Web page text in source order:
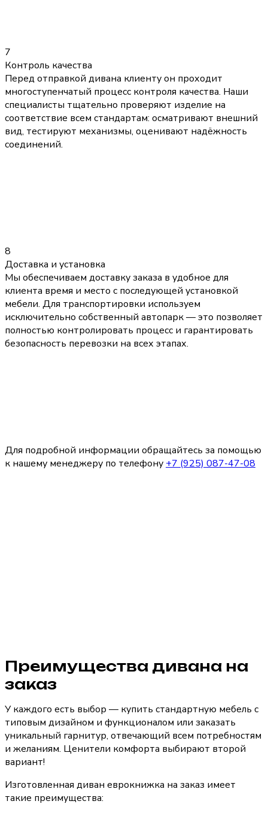
7
Контроль качества
Перед отправкой дивана клиенту он проходит
многоступенчатый процесс контроля качества. Наши
специалисты тщательно проверяют изделие на
соответствие всем стандартам: осматривают внешний
вид, тестируют механизмы, оценивают надёжность
соединений.
8
Доставка и установка
Мы обеспечиваем доставку заказа в удобное для
клиента время и место с последующей установкой
мебели. Для транспортировки используем
исключительно собственный автопарк — это позволяет
полностью контролировать процесс и гарантировать
безопасность перевозки на всех этапах.
Для подробной информации обращайтесь за помощью
к нашему менеджеру по телефону +7 (925) 087-47-08
Преимущества дивана на
заказ
У каждого есть выбор — купить стандартную мебель с
типовым дизайном и функционалом или заказать
уникальный гарнитур, отвечающий всем потребностям
и желаниям. Ценители комфорта выбирают второй
вариант!
Изготовленная диван еврокнижка на заказ имеет
такие преимущества: